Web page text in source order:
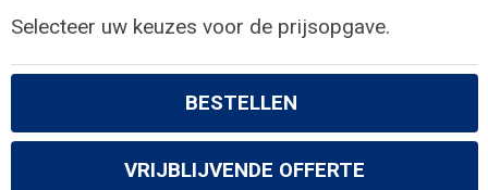
Selecteer uw keuzes voor de prijsopgave.
BESTELLEN
VRIJBLIJVENDE OFFERTE